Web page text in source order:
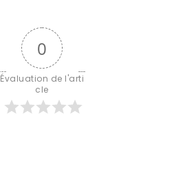
0
Évaluation de l'arti
cle